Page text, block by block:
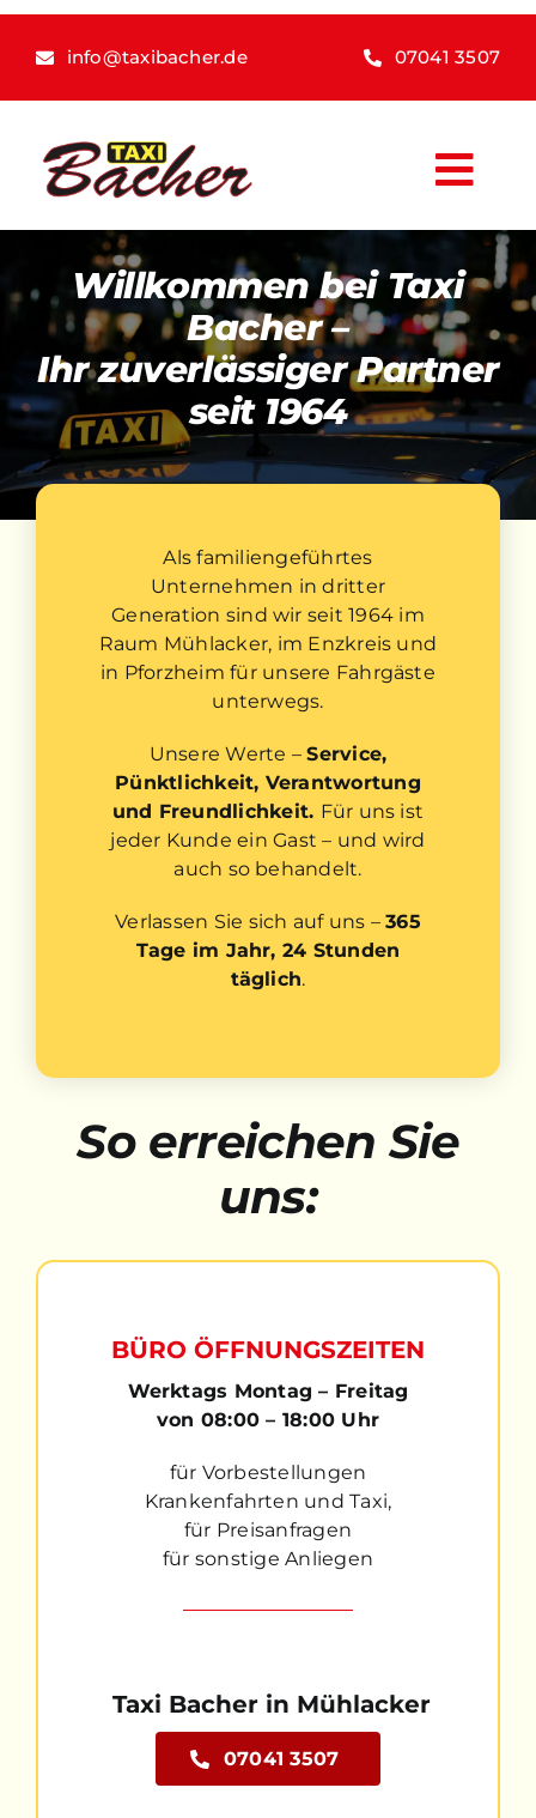
Skip
content
info@taxibacher.de 07041 3507
Taxi Bacher
Leistungen
Krankenfahrten
Tarifübersicht
Fuhrpark
Willkommen bei Taxi
Bacher –
Ihr zuverlässiger Partner
seit 1964
Als familiengeführtes
Unternehmen in dritter
Generation sind wir seit 1964 im
Raum Mühlacker, im Enzkreis und
in Pforzheim für unsere Fahrgäste
unterwegs.
Unsere Werte –Service,
Pünktlichkeit, Verantwortung
und Freundlichkeit. Für uns ist
jeder Kunde ein Gast – und wird
auch so behandelt.
Verlassen Sie sich auf uns –365
Tage im Jahr, 24 Stunden
täglich.
So erreichen Sie
uns:
BÜRO ÖFFNUNGSZEITEN
Werktags Montag – Freitag
von 08:00 – 18:00 Uhr
für Vorbestellungen
Krankenfahrten und Taxi,
für Preisanfragen
für sonstige Anliegen
Taxi Bacher in Mühlacker
07041 3507